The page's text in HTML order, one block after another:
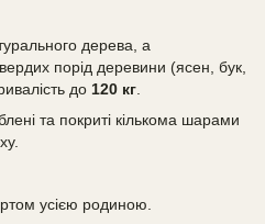
дерева, а
порід деревини (ясен, бук,
до 120 кг
та покриті кількома шарами
усією родиною.